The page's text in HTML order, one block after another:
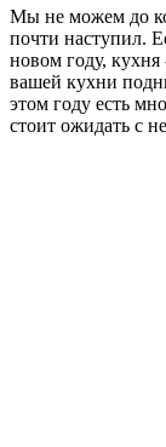
Мы не можем до
почти наступил.
новом году, кухня
вашей кухни
этом году есть
стоит ожидать с